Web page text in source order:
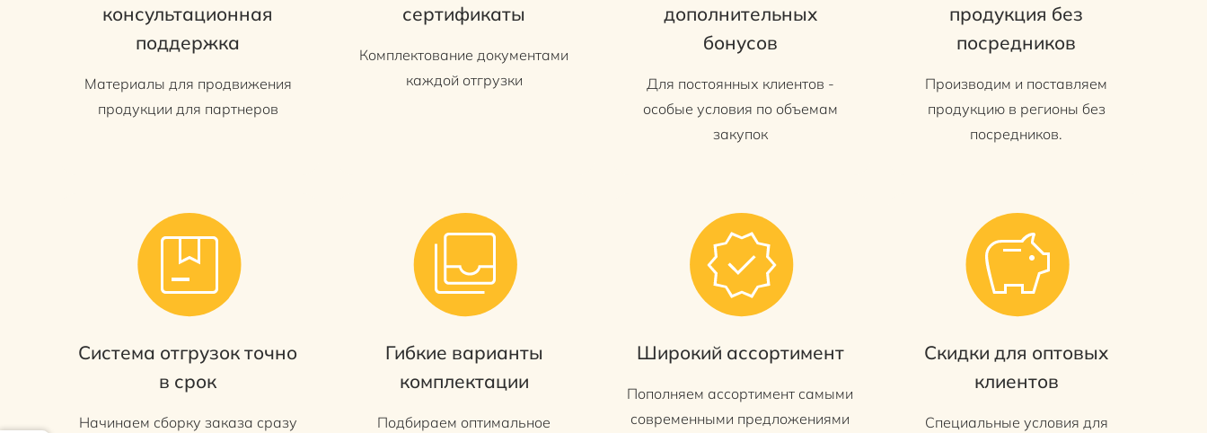
консультационная
поддержка
Материалы для продвижения
продукции для партнеров
сертификаты
Комплектование документами
каждой отгрузки
дополнительных
бонусов
Для постоянных клиентов -
особые условия по объемам
закупок
продукция без
посредников
Производим и поставляем
продукцию в регионы без
посредников.
Система отгрузок точно
в срок
Начинаем сборку заказа сразу
Гибкие варианты
комплектации
Подбираем оптимальное
Широкий ассортимент
Пополняем ассортимент самыми
современными предложениями
Скидки для оптовых
клиентов
Специальные условия для